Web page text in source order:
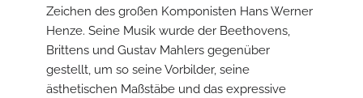
Zeichen des großen Komponisten Hans Werner
Henze. Seine Musik wurde der Beethovens,
Brittens und Gustav Mahlers gegenüber
gestellt, um so seine Vorbilder, seine
ästhetischen Maßstäbe und das expressive